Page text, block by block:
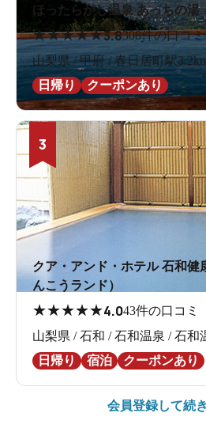
ほったらかし温泉 あっちの湯
★★★★★3.8308件の口コミ
山梨県 / 甲府 / 春日居町駅
日帰り
クーポンあり
3
クア・アンド・ホテル 石和健
んこうランド）
★★★★★4.043件の口コミ
山梨県 / 石和 / 石和温泉 / 石和
日帰り
宿泊 クーポンあり
会員登録して続